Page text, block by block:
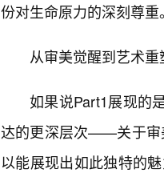
份对生命原力的深刻尊重。
从审美觉醒到艺术重
如果说Part1展现的
达的更深层次——关于审
以能展现出如此独特的